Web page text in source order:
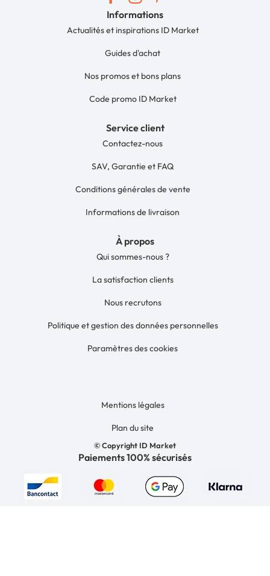
Informations
Actualités et inspirations ID Market
Guides d'achat
Nos promos et bons plans
Code promo ID Market
Service client
Contactez-nous
SAV, Garantie et FAQ
Conditions générales de vente
Informations de livraison
À propos
Qui sommes-nous ?
La satisfaction clients
Nous recrutons
Politique et gestion des données personnelles
Paramètres des cookies
© Copyright ID Market
Mentions légales
Plan du site
Paiements 100% sécurisés